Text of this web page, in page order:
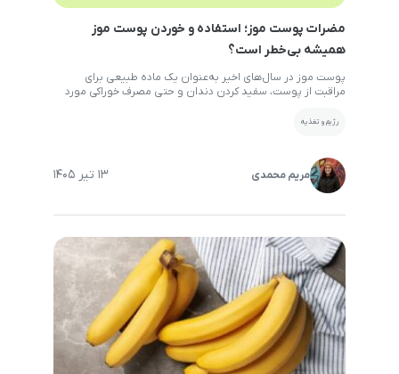
مضرات پوست موز؛ استفاده و خوردن پوست موز
همیشه بی‌خطر است؟
پوست موز در سال‌های اخیر به‌عنوان یک ماده طبیعی برای
مراقبت از پوست، سفید کردن دندان و حتی مصرف خوراکی مورد
که پوست موز کاملاً بی‌خطر است. در برخی شرایط، استفاده نادرست
رژیم و تغذیه
مریم محمدی 13 تیر 1405